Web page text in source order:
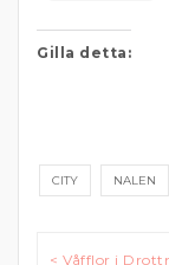
Gilla detta:
CITY NALEN
< Våfflor i